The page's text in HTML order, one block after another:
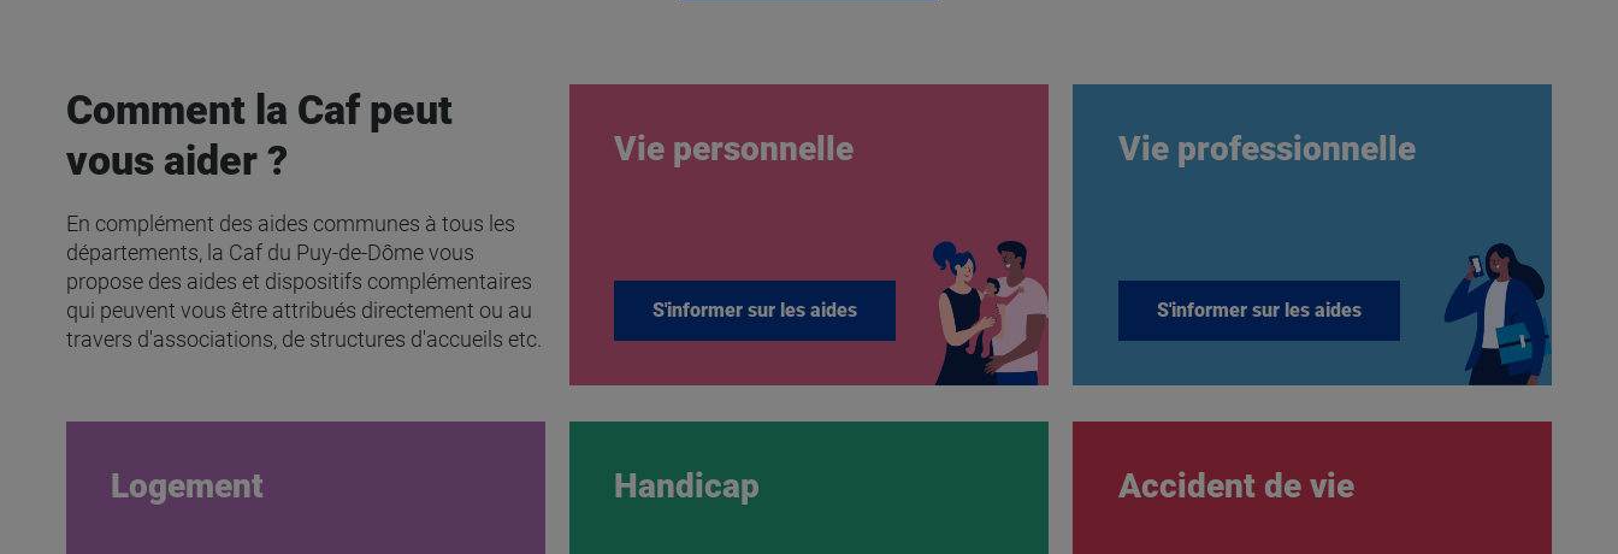
Comment la Caf peut
vous aider ?
En complément des aides communes à tous les
départements, la Caf du Puy-de-Dôme vous
propose des aides et dispositifs complémentaires
qui peuvent vous être attribués directement ou au
travers d'associations, de structures d'accueils etc.
Vie personnelle
S'informer sur les aides
Vie professionnelle
S'informer sur les aides
Logement Handicap Accident de vie